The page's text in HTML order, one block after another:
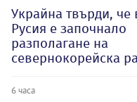
Украйна твърди, че
Русия е започнало
разполагане на
севернокорейска
6 часа